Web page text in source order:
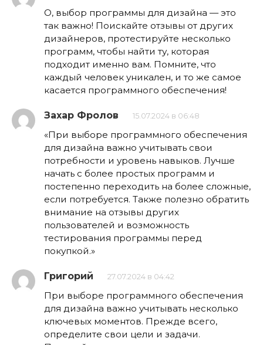
О, выбор программы для дизайна — это
так важно! Поискайте отзывы от других
дизайнеров, протестируйте несколько
программ, чтобы найти ту, которая
подходит именно вам. Помните, что
каждый человек уникален, и то же самое
касается программного обеспечения!
Захар Фролов 15.07.2024 в 06:48
«При выборе программного обеспечения
для дизайна важно учитывать свои
потребности и уровень навыков. Лучше
начать с более простых программ и
постепенно переходить на более сложные,
если потребуется. Также полезно обратить
внимание на отзывы других
пользователей и возможность
тестирования программы перед
покупкой.»
Григорий 27.07.2024 в 04:42
При выборе программного обеспечения
для дизайна важно учитывать несколько
ключевых моментов. Прежде всего,
определите свои цели и задачи.